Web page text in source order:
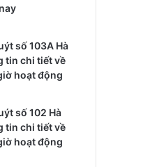
số 103A Hà
tin chi tiết về
hoạt động
số 102 Hà
tin chi tiết về
hoạt động